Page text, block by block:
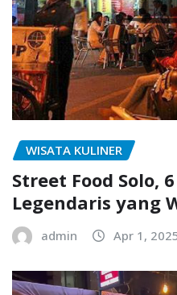
WISATA KULINER
Street Food Solo,
Legendaris yang
admin Apr 1,